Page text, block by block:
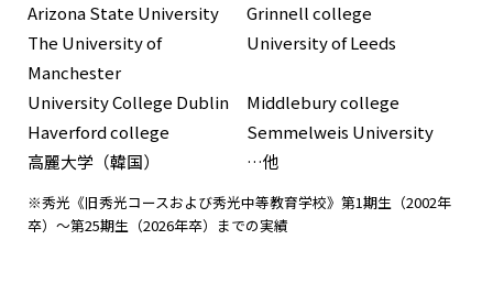
Arizona State University
Grinnell college
The University of
Manchester
University of Leeds
University College Dublin
Middlebury college
Haverford college
Semmelweis University
高麗大学（韓国）
…他
※秀光《旧秀光コースおよび秀光中等教育学校》第1期生（2002年
卒）〜第25期生（2026年卒）までの実績